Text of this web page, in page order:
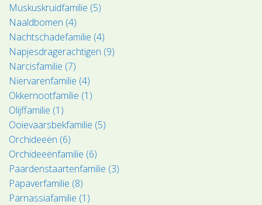
Muskuskruidfamilie (5)
Naaldbomen (4)
Nachtschadefamilie (4)
Napjesdragerachtigen (9)
Narcisfamilie (7)
Niervarenfamilie (4)
Okkernootfamilie (1)
Olijffamilie (1)
Ooievaarsbekfamilie (5)
Orchideeën (6)
Orchideeënfamilie (6)
Paardenstaartenfamilie (3)
Papaverfamilie (8)
Parnassiafamilie (1)